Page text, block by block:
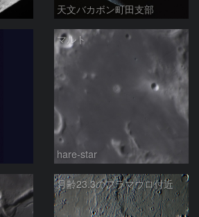
天文バカボン町田支部
マルト
hare-star
月齢23.3のフラマウロ付近